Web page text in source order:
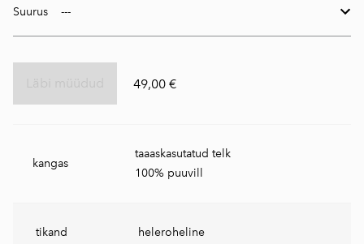
Suurus
49,00 €
kangas
taaaskasutatud telk
100% puuvill
tikand heleroheline